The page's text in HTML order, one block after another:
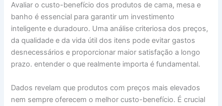
Avaliar o custo-benefício dos produtos de cama, mesa e
banho é essencial para garantir um investimento
inteligente e duradouro. Uma análise criteriosa dos preços,
da qualidade e da vida útil dos itens pode evitar gastos
desnecessários e proporcionar maior satisfação a longo
prazo. entender o que realmente importa é fundamental.
Dados revelam que produtos com preços mais elevados
nem sempre oferecem o melhor custo-benefício. É crucial